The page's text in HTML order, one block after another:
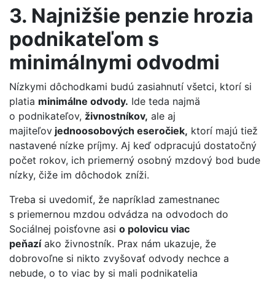
3. Najnižšie penzie hrozia
podnikateľom s
minimálnymi odvodmi
Nízkymi dôchodkami budú zasiahnutí všetci, ktorí si
platia minimálne odvody. Ide teda najmä
o podnikateľov, živnostníkov, ale aj
majiteľov jednoosobových eseročiek, ktorí majú tiež
nastavené nízke príjmy. Aj keď odpracujú dostatočný
počet rokov, ich priemerný osobný mzdový bod bude
nízky, čiže im dôchodok zníži.
Treba si uvedomiť, že napríklad zamestnanec
s priemernou mzdou odvádza na odvodoch do
Sociálnej poisťovne asi o polovicu viac
peňazíako živnostník. Prax nám ukazuje, že
dobrovoľne si nikto zvyšovať odvody nechce a
nebude, o to viac by si mali podnikatelia